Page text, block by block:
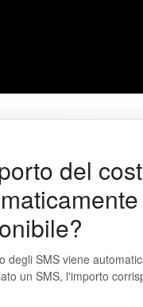
del
degli SMS viene
un SMS, l'importo